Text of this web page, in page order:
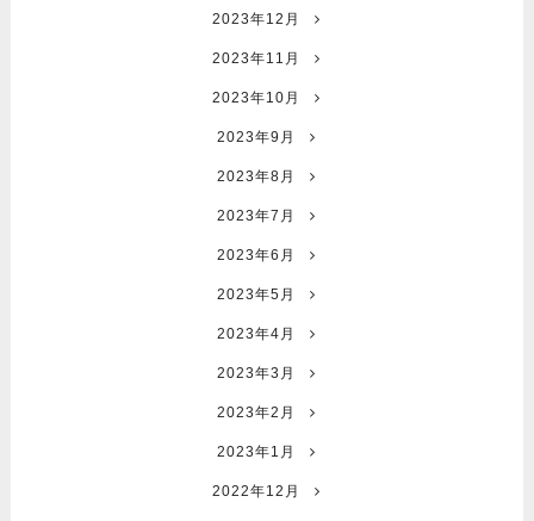
2023年12月
2023年11月
2023年10月
2023年9月
2023年8月
2023年7月
2023年6月
2023年5月
2023年4月
2023年3月
2023年2月
2023年1月
2022年12月